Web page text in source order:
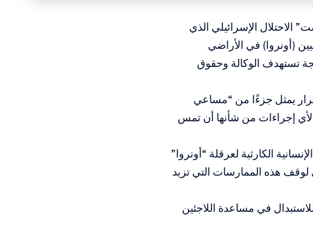
الاحتلال الإسرائيلي الذي
(أونروا) في الأراضي
تستهدف الوكالة وحقوق
يمثل جزءًا من “مساعي
لأي إجراءات من شأنها أن تمس
الكارثية لعرقلة “أونروا”
لوقف هذه الممارسات التي تزيد
في مساعدة اللاجئين